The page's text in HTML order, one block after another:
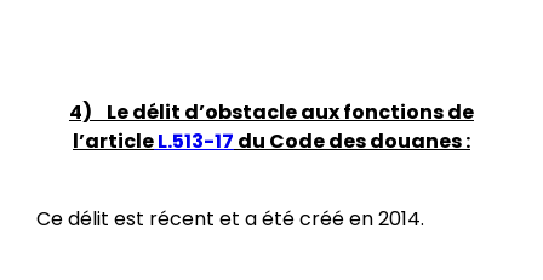
4) Le délit d’obstacle aux fonctions de
l’articleL.513-17 du Code des douanes :
Ce délit est récent et a été créé en 2014.